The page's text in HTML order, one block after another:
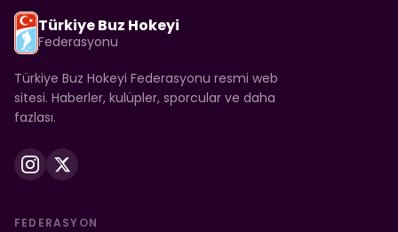
Türkiye Buz Hokeyi
Federasyonu
Türkiye Buz Hokeyi Federasyonu resmi web
sitesi. Haberler, kulüpler, sporcular ve daha
fazlası.
FEDERASYON